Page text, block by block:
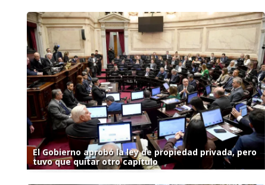
El Gobierno aprobó la ley de propiedad privada, pero
tuvo que quitar otro capítulo